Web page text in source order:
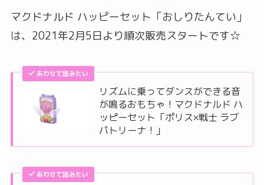
マクドナルド ハッピーセット「おしりたんてい」
は、2021年2月5日より順次販売スタートです☆
あわせて読みたい
リズムに乗ってダンスができる音
が鳴るおもちゃ！マクドナルド ハ
ッピーセット「ポリス×戦士 ラブ
パトリーナ！」
あわせて読みたい